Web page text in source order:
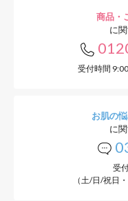
商品・
に
受付時間
お肌の
に
受
（土/日/祝日